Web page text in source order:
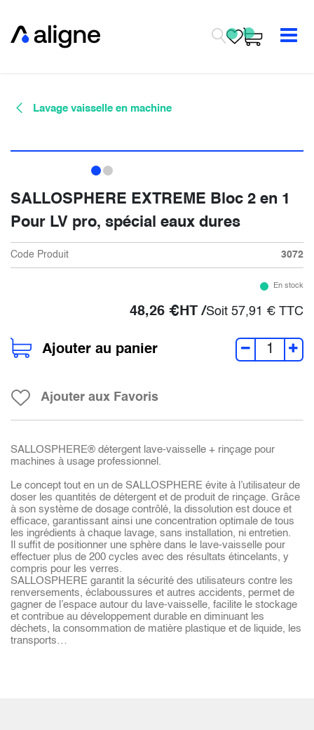
Lavage vaisselle en machine
SALLOSPHERE EXTREME Bloc 2 en 1
Pour LV pro, spécial eaux dures
Code Produit 3072
En stock
48,26 €HT /Soit 57,91 € TTC
Ajouter au panier
Ajouter aux Favoris
SALLOSPHERE® détergent lave-vaisselle + rinçage pour
machines à usage professionnel.
Le concept tout en un de SALLOSPHERE évite à l’utilisateur de
doser les quantités de détergent et de produit de rinçage. Grâce
à son système de dosage contrôlé, la dissolution est douce et
efficace, garantissant ainsi une concentration optimale de tous
les ingrédients à chaque lavage, sans installation, ni entretien.
Il suffit de positionner une sphère dans le lave-vaisselle pour
effectuer plus de 200 cycles avec des résultats étincelants, y
compris pour les verres.
SALLOSPHERE garantit la sécurité des utilisateurs contre les
renversements, éclaboussures et autres accidents, permet de
gagner de l’espace autour du lave-vaisselle, facilite le stockage
et contribue au développement durable en diminuant les
déchets, la consommation de matière plastique et de liquide, les
transports…